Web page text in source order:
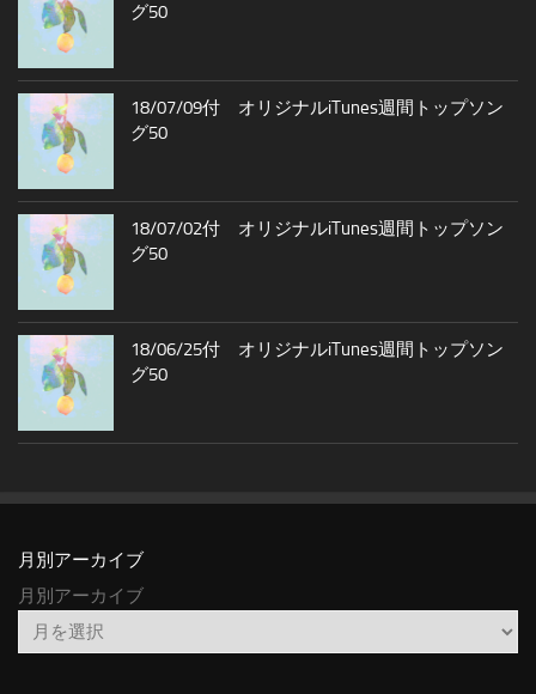
グ50
18/07/09付 オリジナルiTunes週間トップソン
グ50
18/07/02付 オリジナルiTunes週間トップソン
グ50
18/06/25付 オリジナルiTunes週間トップソン
グ50
月別アーカイブ
月別アーカイブ